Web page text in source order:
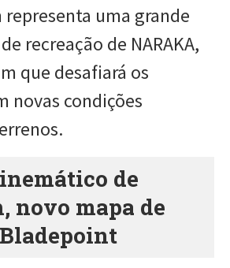
uma grande
recreação de NARAKA,
que desafiará os
novas condições
de
novo mapa de